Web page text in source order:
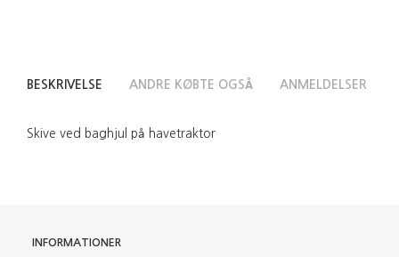
BESKRIVELSE ANDRE KØBTE OGSÅ ANMELDELSER
Skive ved baghjul på havetraktor
INFORMATIONER